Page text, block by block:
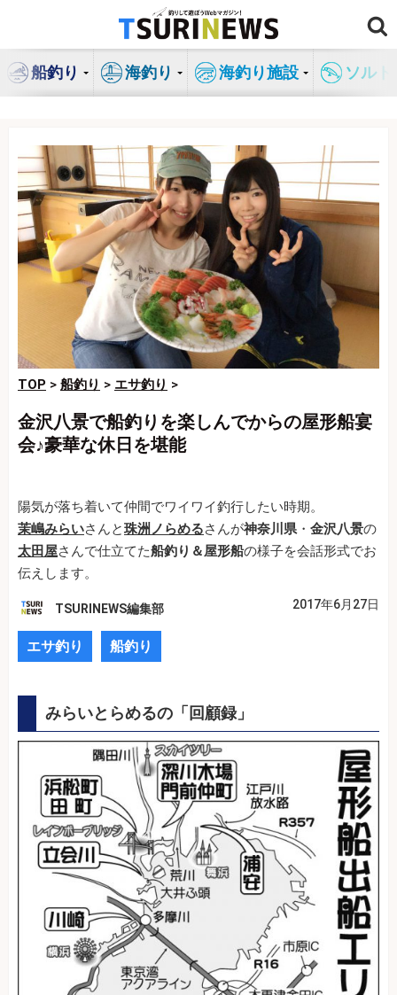
ン
船釣り 海釣り 海釣り施設 ソル
TOP > 船釣り > エサ釣り >
金沢八景で船釣りを楽しんでからの屋形船宴
会♪豪華な休日を堪能
陽気が落ち着いて仲間でワイワイ釣行したい時期。
茉嶋みらいさんと珠洲ノらめるさんが神奈川県・ 金沢八景の
太田屋さんで仕立てた船釣り＆屋形船の様子を会話形式でお
伝えします。
TSURINEWS編集部 2017年6月27日
エサ釣り 船釣り
みらいとらめるの「回顧録」